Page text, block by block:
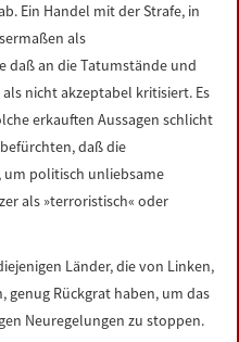
Ein Handel mit der Strafe, in
als
daß an die Tatumstände und
nicht akzeptabel kritisiert. Es
erkauften Aussagen schlicht
daß die
politisch unliebsame
als »terroristisch« oder
Länder, die von Linken,
genug Rückgrat haben, um das
Neuregelungen zu stoppen.